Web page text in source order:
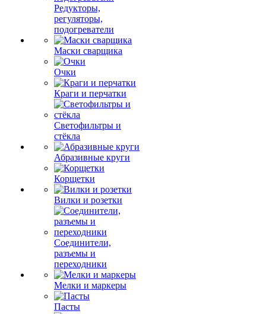
Редукторы,
регуляторы,
подогреватели
Маски сварщика
Очки
Краги и перчатки
Светофильтры и
стёкла
Абразивные круги
Корщетки
Вилки и розетки
Соединители,
разъемы и
переходники
Мелки и маркеры
Пасты